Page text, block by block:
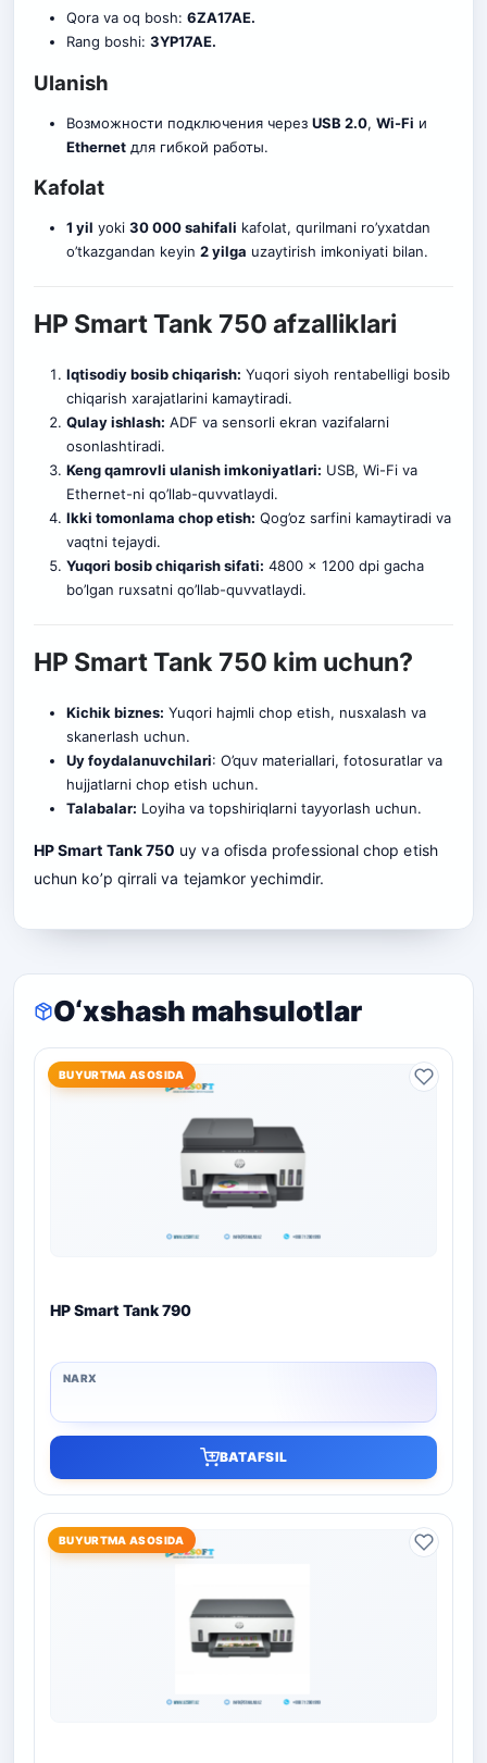
Qora va oq bosh: 6ZA17AE.
Rang boshi: 3YP17AE.
Ulanish
Возможности подключения через USB 2.0, Wi-Fi и
Ethernetдля гибкой работы.
Kafolat
1 yil yoki 30 000 sahifali kafolat, qurilmani ro’yxatdan
o’tkazgandan keyin 2 yilga uzaytirish imkoniyati bilan.
HP Smart Tank 750 afzalliklari
Iqtisodiy bosib chiqarish: Yuqori siyoh rentabelligi bosib
chiqarish xarajatlarini kamaytiradi.
Qulay ishlash: ADF va sensorli ekran vazifalarni
osonlashtiradi.
Keng qamrovli ulanish imkoniyatlari: USB, Wi-Fi va
Ethernet-ni qo’llab-quvvatlaydi.
Ikki tomonlama chop etish: Qog’oz sarfini kamaytiradi va
vaqtni tejaydi.
Yuqori bosib chiqarish sifati: 4800 x 1200 dpi gacha
bo’lgan ruxsatni qo’llab-quvvatlaydi.
HP Smart Tank 750 kim uchun?
Kichik biznes: Yuqori hajmli chop etish, nusxalash va
skanerlash uchun.
Uy foydalanuvchilari: O’quv materiallari, fotosuratlar va
hujjatlarni chop etish uchun.
Talabalar: Loyiha va topshiriqlarni tayyorlash uchun.
HP Smart Tank 750 uy va ofisda professional chop etish
uchun ko’p qirrali va tejamkor yechimdir.
O‘xshash mahsulotlar
BUYURTMA ASOSIDA
HP Smart Tank 790
BATAFSIL
BUYURTMA ASOSIDA